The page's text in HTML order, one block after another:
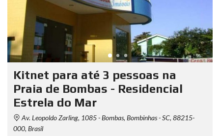
Kitnet para até 3 pessoas na
Praia de Bombas - Residencial
Estrela do Mar
Av. Leopoldo Zarling, 1085 - Bombas, Bombinhas - SC, 88215-
000, Brasil